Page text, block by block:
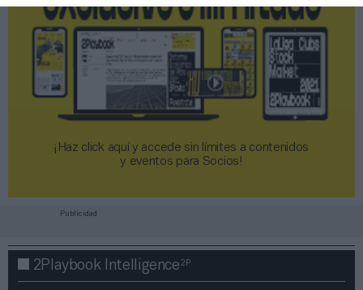
¡Haz click aquí y accede sin límites a contenidos
y eventos para Socios!​​​​​​​
Publicidad
2Playbook Intelligence2P